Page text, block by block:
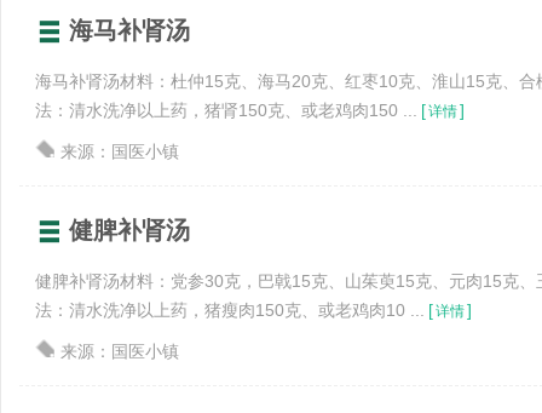
海马补肾汤
海马补肾汤材料：杜仲15克、海马20克、红枣10克、淮山15克、
法：清水洗净以上药，猪肾150克、或老鸡肉150 ...
[详情]
来源：国医小镇
健脾补肾汤
健脾补肾汤材料：党参30克，巴戟15克、山茱萸15克、元肉15克
法：清水洗净以上药，猪瘦肉150克、或老鸡肉10 ...
[详情]
来源：国医小镇